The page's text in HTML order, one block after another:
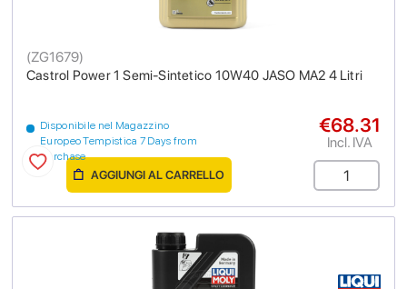
Castrol Power 1 Semi-Sintetico 10W40 JASO MA2 4 Litri
(ZG1679)
Disponibile nel Magazzino
Europeo Tempistica 7 Days from
purchase
€68.31
Incl. IVA
AGGIUNGI AL CARRELLO